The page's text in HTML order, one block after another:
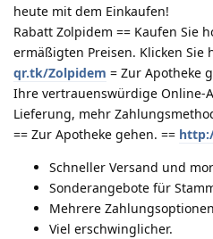
heute mit dem Einkaufen!
Rabatt Zolpidem == Kaufen Sie
ermäßigten Preisen. Klicken Sie
qr.tk/Zolpidem = Zur Apotheke
Ihre vertrauenswürdige Online-
Lieferung, mehr
== Zur Apotheke gehen. ==
Schneller Versand und
Sonderangebote für
Mehrere
Viel erschwinglicher.